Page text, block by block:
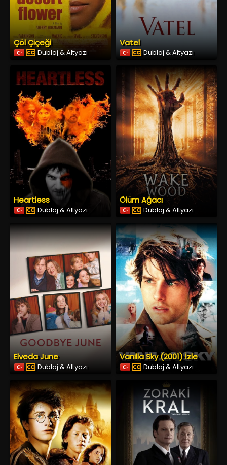
Çöl Çiçeği
Dublaj & Altyazı
Vatel
Dublaj & Altyazı
Heartless
Dublaj & Altyazı
Ölüm Ağacı
Dublaj & Altyazı
Elveda June
Dublaj & Altyazı
Vanilla Sky (2001) İzle
Dublaj & Altyazı